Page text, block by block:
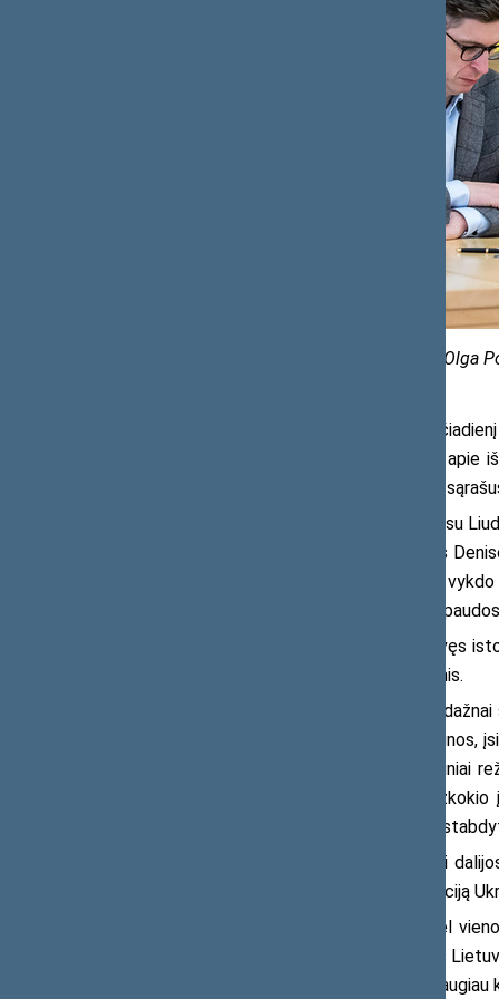
Seimo kanceliarijos nuotr. (aut. Olga
Seimo narė P. Kuzmickienė
institucijos turi daug tikslių duomenų apie
Seimo narė siūlo juos įtraukti į sankcijų
„Šiandien turėjau įdomų pokalbį su
kurių 200 tūkstančių yra vaikai. Ponios
Ukraina turi duomenis tų žmonių, kurie
tokių stiprių priemonių“, – surengtoje
Spaudos konferencijoje dalyvavęs
režimų praeityje vykdytomis praktikomis.
„Stebint įvykius Ukrainoje, mes
gyventojų perkėlimai, išvežimai iš
praktikomis, kurias vykdė du totalitariniai
kelintą kartą mes sakome vis po
organizacijų ir politikų dėmesį siekiant
Konferencijoje istorine patirtimi
puikiai supranta dabar vykstančią situaciją
„Mes tai puikiai suprantame dėl
genocidas, kaip seniau buvo vykdomas
laikotarpį iš Lietuvos buvo ištremta